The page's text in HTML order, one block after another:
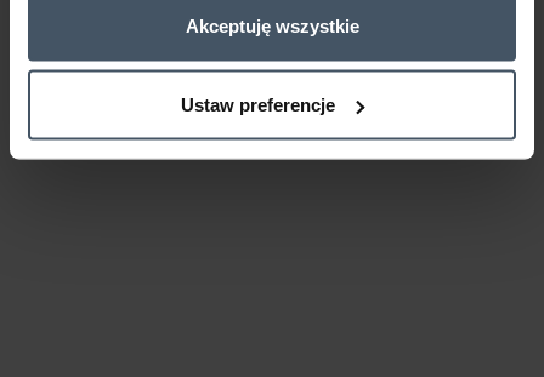
Akceptuję wszystkie
Ustaw preferencje